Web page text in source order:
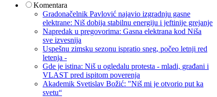
Komentara
Gradonačelnik Pavlović najavio izgradnju gasne
elektrane: Niš dobija stabilnu energiju i jeftinije grejanje
Napredak u pregovorima: Gasna elektrana kod Niša
sve izvesnija
Uspešnu zimsku sezonu ispratio sneg, počeo letnji red
letenja -
Gde je istina: Niš u ogledalu protesta - mladi, građani i
VLAST pred ispitom poverenja
Akademik Svetislav Božić: "Niš mi je otvorio put ka
svetu“